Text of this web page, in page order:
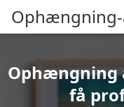
Ophængning
få